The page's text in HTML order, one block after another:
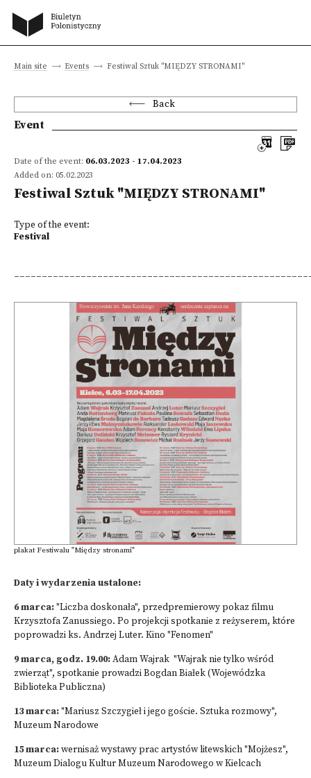
Main site Events Festiwal Sztuk "MIĘDZY STRONAMI"
Back
Event
Date of the event: 06.03.2023 - 17.04.2023
Added on: 05.02.2023
Festiwal Sztuk "MIĘDZY STRONAMI"
Type of the event:
Festival
plakat Festiwalu "Między stronami"
Daty i wydarzenia ustalone:
6 marca:"Liczba doskonała", przedpremierowy pokaz filmu
Krzysztofa Zanussiego. Po projekcji spotkanie z reżyserem, które
poprowadzi ks. Andrzej Luter. Kino "Fenomen"
9 marca, godz. 19.00:Adam Wajrak "Wajrak nie tylko wśród
zwierząt", spotkanie prowadzi Bogdan Białek (Wojewódzka
Biblioteka Publiczna)
13 marca:"Mariusz Szczygieł i jego goście. Sztuka rozmowy",
Muzeum Narodowe
15 marca:wernisaż wystawy prac artystów litewskich "Mojżesz",
Muzeum Dialogu Kultur Muzeum Narodowego w Kielcach